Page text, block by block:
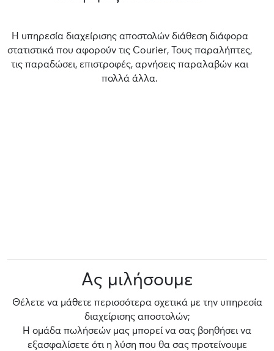
Η υπηρεσία διαχείρισης αποστολών διάθεση διάφορα
στατιστικά που αφορούν τις Courier, Τους παραλήπτες,
τις παραδώσει, επιστροφές, αρνήσεις παραλαβών και
πολλά άλλα.
Ας μιλήσουμε
Θέλετε να μάθετε περισσότερα σχετικά με την υπηρεσία
διαχείρισης αποστολών;
Η ομάδα πωλήσεών μας μπορεί να σας βοηθήσει να
εξασφαλίσετε ότι η λύση που θα σας προτείνουμε